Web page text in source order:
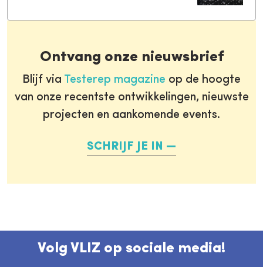
Ontvang onze nieuwsbrief
Blijf via Testerep magazine op de hoogte
van onze recentste ontwikkelingen, nieuwste
projecten en aankomende events.
SCHRIJF JE IN
Volg VLIZ op sociale media!